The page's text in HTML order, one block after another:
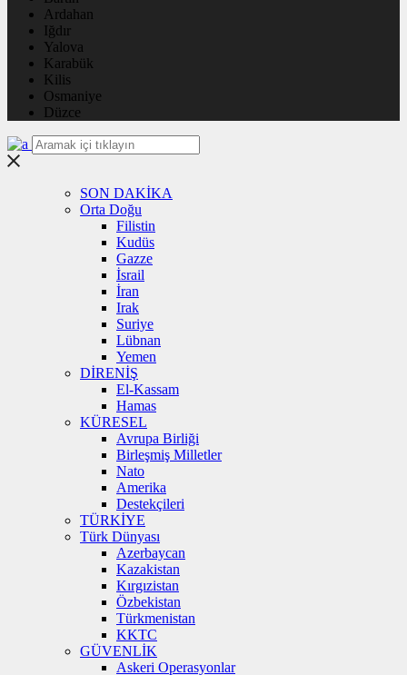
Ardahan
Iğdır
Yalova
Karabük
Kilis
Osmaniye
Düzce
SON DAKİKA
Orta Doğu
Filistin
Kudüs
Gazze
İsrail
İran
Irak
Suriye
Lübnan
Yemen
DİRENİŞ
El-Kassam
Hamas
KÜRESEL
Avrupa Birliği
Birleşmiş Milletler
Nato
Amerika
Destekçileri
TÜRKİYE
Türk Dünyası
Azerbaycan
Kazakistan
Kırgızistan
Özbekistan
Türkmenistan
KKTC
GÜVENLİK
Askeri Operasyonlar